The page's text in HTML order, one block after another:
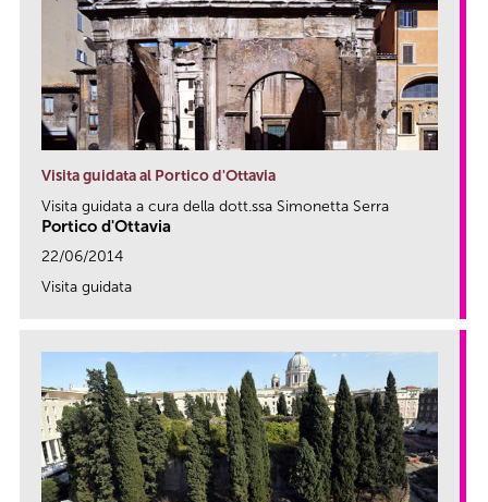
Visita guidata al Portico d'Ottavia
Visita guidata a cura della dott.ssa Simonetta Serra
Portico d'Ottavia
22/06/2014
Visita guidata